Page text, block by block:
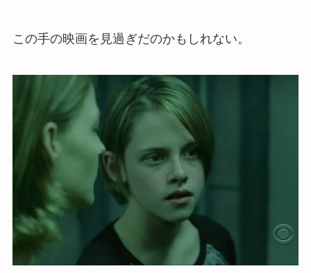
この手の映画を見過ぎだのかもしれない。